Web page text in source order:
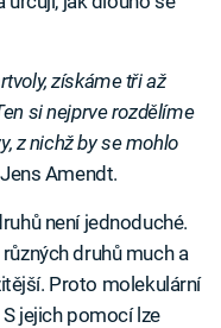
získáme tři až
si nejprve rozdělíme
z nichž by se mohlo
Amendt.
není jednoduché.
druhů much a
Proto molekulární
jejich pomocí lze